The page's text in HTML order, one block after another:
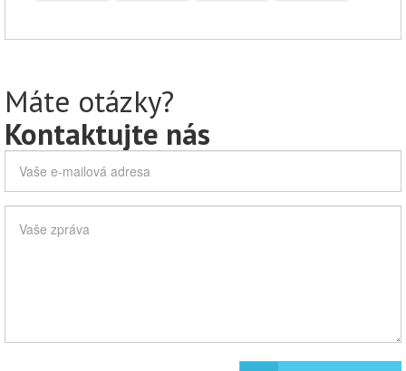
Máte otázky?
Kontaktujte nás